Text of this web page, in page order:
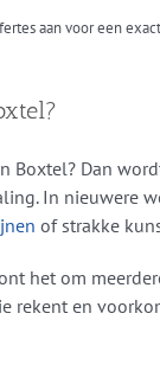
aan voor een
Boxtel? Dan
In nieuwere
of strakke
het om
rekent en